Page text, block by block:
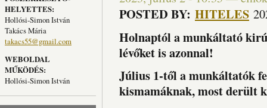
HELYETTES:
Hollósi-Simon István
Takács Mária
takacs55@gmail.com
WEBOLDAL
MŰKÖDÉS:
Hollósi-Simon István
POSTED BY: HITELES
Holnaptól a munkáltató
lévőket is azonnal!
Július 1-től a munkáltatók
kismamáknak, most derült